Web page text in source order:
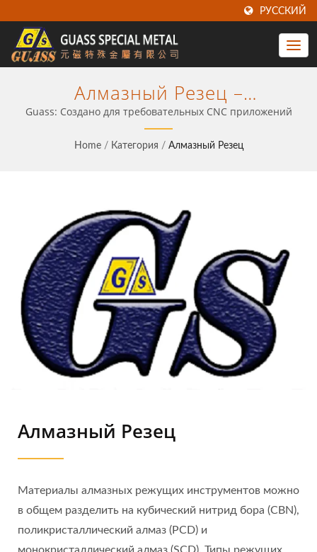
РУССКИЙ
Алмазный Резец –
Оптимизируйте Свою
Продукцию С ЧПУ С Помощью
Guass: Создано для требовательных CNC приложений
Home / Категория / Алмазный Резец
Алмазный Резец
Материалы алмазных режущих инструментов можно
в общем разделить на кубический нитрид бора (CBN),
поликристаллический алмаз (PCD) и
монокристаллический алмаз (SCD). Типы режущих